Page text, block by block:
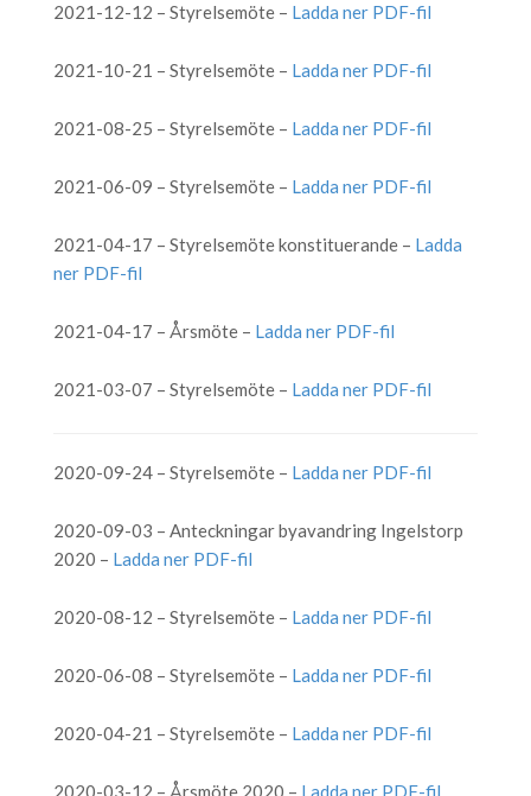
2021-12-12 – Styrelsemöte – Ladda ner PDF-fil
2021-10-21 – Styrelsemöte – Ladda ner PDF-fil
2021-08-25 – Styrelsemöte – Ladda ner PDF-fil
2021-06-09 – Styrelsemöte – Ladda ner PDF-fil
2021-04-17 – Styrelsemöte konstituerande – Ladda
ner PDF-fil
2021-04-17 – Årsmöte – Ladda ner PDF-fil
2021-03-07 – Styrelsemöte – Ladda ner PDF-fil
2020-09-24 – Styrelsemöte – Ladda ner PDF-fil
2020-09-03 – Anteckningar byavandring Ingelstorp
2020 – Ladda ner PDF-fil
2020-08-12 – Styrelsemöte – Ladda ner PDF-fil
2020-06-08 – Styrelsemöte – Ladda ner PDF-fil
2020-04-21 – Styrelsemöte – Ladda ner PDF-fil
2020-03-12 – Årsmöte 2020 – Ladda ner PDF-fil